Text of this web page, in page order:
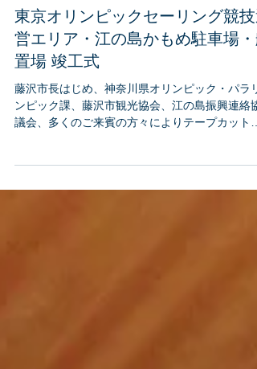
東京オリンピックセーリング競技
営エリア・江の島かもめ駐車場・
置場 竣工式
藤沢市長はじめ、神奈川県オリンピック・パラリ
議会、多くのご来賓の方々によりテープカットが